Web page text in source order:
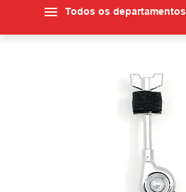
Todos os departamentos